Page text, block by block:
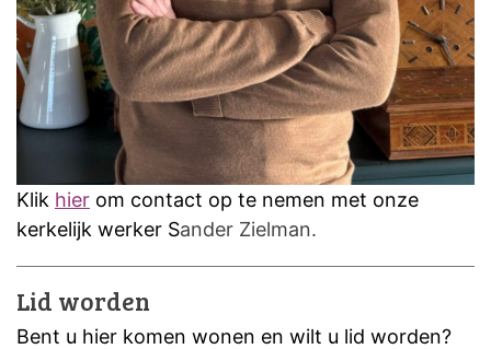
Klik hier om contact op te nemen met onze
kerkelijk werker Sander Zielman.
Lid worden
Bent u hier komen wonen en wilt u lid worden?